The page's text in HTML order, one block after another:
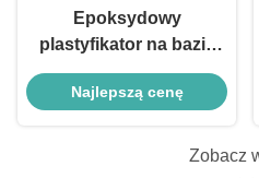
Epoksydowy
plastyfikator na bazie
biomasy, przyjazny
dla środowiska,
zamiennik dla ESBO
Najlepszą cenę
Zobacz